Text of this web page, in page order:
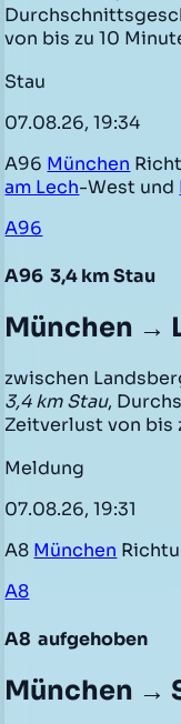
von bis zu 10
Stau
07.08.26, 19:34
A96 München
am Lech-West und
A96
A96 3,4 km Stau
München →
zwischen
3,4 km Stau,
Zeitverlust von bis
Meldung
07.08.26, 19:31
A8 München
A8
A8 aufgehoben
München →